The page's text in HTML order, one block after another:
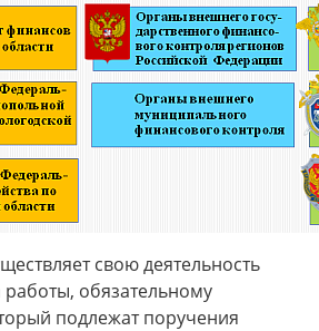
свою деятельность
обязательному
подлежат поручения